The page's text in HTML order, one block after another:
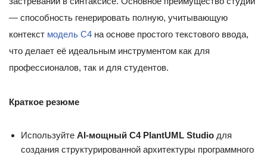
— способность генерировать полную, учитывающую
контекст модель C4 на основе простого текстового ввода,
что делает её идеальным инструментом как для
профессионалов, так и для студентов.
Краткое резюме
Используйте AI-мощный C4 PlantUML Studio для
создания структурированной архитектуры программного